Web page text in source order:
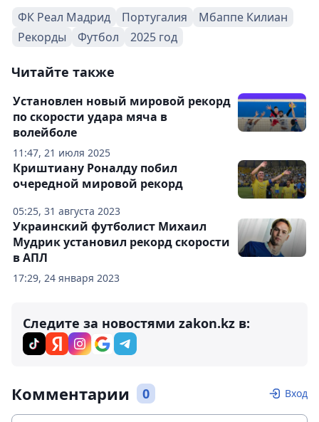
ФК Реал Мадрид Португалия
Мбаппе Килиан
Рекорды
Футбол 2025 год
Читайте также
11:47, 21 июля 2025
Установлен новый мировой рекорд
по скорости удара мяча в
волейболе
05:25, 31 августа 2023
Криштиану Роналду побил
очередной мировой рекорд
17:29, 24 января 2023
Украинский футболист Михаил
Мудрик установил рекорд скорости
в АПЛ
Следите за новостями zakon.kz в:
Комментарии 0 Вход